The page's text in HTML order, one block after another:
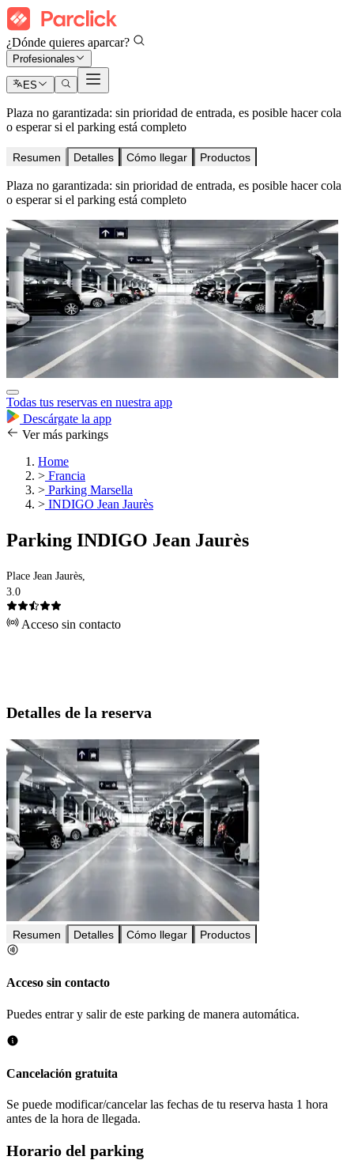
¿Dónde quieres aparcar?
Profesionales
ES
Plaza no garantizada: sin prioridad de entrada, es posible hacer cola
o esperar si el parking está completo
Resumen Detalles Cómo llegar Productos
Plaza no garantizada: sin prioridad de entrada, es posible hacer cola
o esperar si el parking está completo
Todas tus reservas en nuestra app
Descárgate la app
Ver más parkings
Home
> Francia
> Parking Marsella
> INDIGO Jean Jaurès
Parking INDIGO Jean Jaurès
Place Jean Jaurès,
3.0
Acceso sin contacto
Detalles de la reserva
Resumen Detalles Cómo llegar Productos
Acceso sin contacto
Puedes entrar y salir de este parking de manera automática.
Cancelación gratuita
Se puede modificar/cancelar las fechas de tu reserva hasta 1 hora
antes de la hora de llegada.
Horario del parking